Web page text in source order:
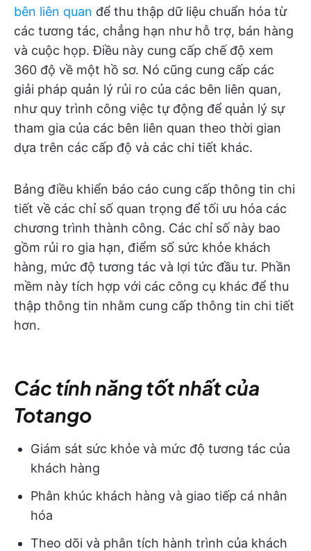
bên liên quan để thu thập dữ liệu chuẩn hóa từ
các tương tác, chẳng hạn như hỗ trợ, bán hàng
và cuộc họp. Điều này cung cấp chế độ xem
360 độ về một hồ sơ. Nó cũng cung cấp các
giải pháp quản lý rủi ro của các bên liên quan,
như quy trình công việc tự động để quản lý sự
tham gia của các bên liên quan theo thời gian
dựa trên các cấp độ và các chi tiết khác.
Bảng điều khiển báo cáo cung cấp thông tin chi
tiết về các chỉ số quan trọng để tối ưu hóa các
chương trình thành công. Các chỉ số này bao
gồm rủi ro gia hạn, điểm số sức khỏe khách
hàng, mức độ tương tác và lợi tức đầu tư. Phần
mềm này tích hợp với các công cụ khác để thu
thập thông tin nhằm cung cấp thông tin chi tiết
hơn.
Các tính năng tốt nhất của
Totango
Giám sát sức khỏe và mức độ tương tác của
khách hàng
Phân khúc khách hàng và giao tiếp cá nhân
hóa
Theo dõi và phân tích hành trình của khách